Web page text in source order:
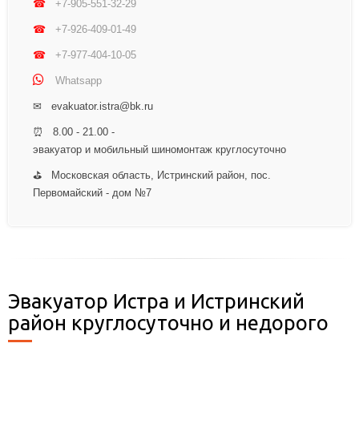
☎ +7-905-551-32-29
☎ +7-926-409-01-49
☎ +7-977-404-10-05
Whatsapp
✉ evakuator.istra@bk.ru
⏰ 8.00 - 21.00 -
эвакуатор и мобильный шиномонтаж круглосуточно
⛳ Московская область, Истринский район, пос.
Первомайский - дом №7
Эвакуатор Истра и Истринский
район круглосуточно и недорого